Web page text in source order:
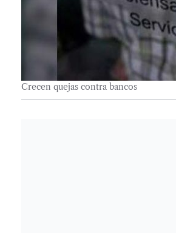
Crecen quejas contra bancos